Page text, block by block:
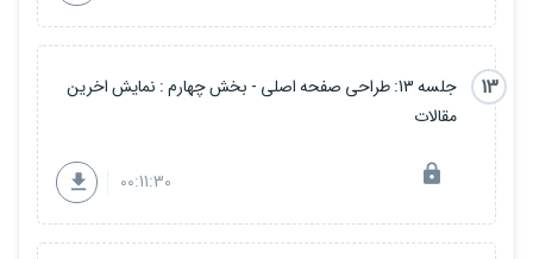
13
جلسه 13: طراحی صفحه اصلی - بخش چهارم : نمایش اخرین
مقالات
00:11:30